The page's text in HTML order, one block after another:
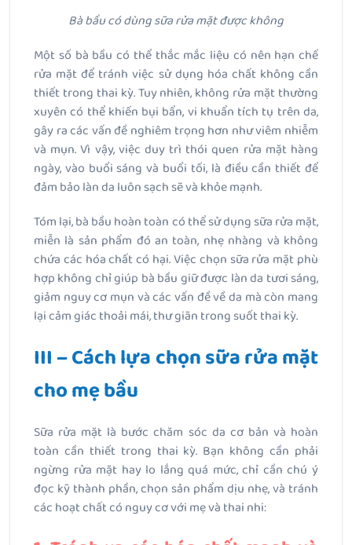
Bà bầu có dùng sữa rửa mặt được không
Một số bà bầu có thể thắc mắc liệu có nên hạn chế
rửa mặt để tránh việc sử dụng hóa chất không cần
thiết trong thai kỳ. Tuy nhiên, không rửa mặt thường
xuyên có thể khiến bụi bẩn, vi khuẩn tích tụ trên da,
gây ra các vấn đề nghiêm trọng hơn như viêm nhiễm
và mụn. Vì vậy, việc duy trì thói quen rửa mặt hàng
ngày, vào buổi sáng và buổi tối, là điều cần thiết để
đảm bảo làn da luôn sạch sẽ và khỏe mạnh.
Tóm lại, bà bầu hoàn toàn có thể sử dụng sữa rửa mặt,
miễn là sản phẩm đó an toàn, nhẹ nhàng và không
chứa các hóa chất có hại. Việc chọn sữa rửa mặt phù
hợp không chỉ giúp bà bầu giữ được làn da tươi sáng,
giảm nguy cơ mụn và các vấn đề về da mà còn mang
lại cảm giác thoải mái, thư giãn trong suốt thai kỳ.
III – Cách lựa chọn sữa rửa mặt
cho mẹ bầu
Sữa rửa mặt là bước chăm sóc da cơ bản và hoàn
toàn cần thiết trong thai kỳ. Bạn không cần phải
ngừng rửa mặt hay lo lắng quá mức, chỉ cần chú ý
đọc kỹ thành phần, chọn sản phẩm dịu nhẹ, và tránh
các hoạt chất có nguy cơ với mẹ và thai nhi: